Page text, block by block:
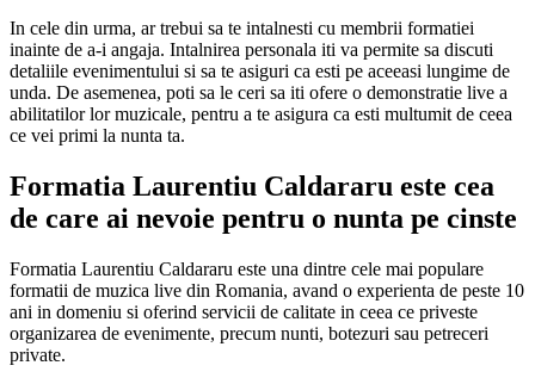
In cele din urma, ar trebui sa te intalnesti cu membrii formatiei
inainte de a-i angaja. Intalnirea personala iti va permite sa discuti
detaliile evenimentului si sa te asiguri ca esti pe aceeasi lungime de
unda. De asemenea, poti sa le ceri sa iti ofere o demonstratie live a
abilitatilor lor muzicale, pentru a te asigura ca esti multumit de ceea
ce vei primi la nunta ta.
Formatia Laurentiu Caldararu este cea
de care ai nevoie pentru o nunta pe cinste
Formatia Laurentiu Caldararu este una dintre cele mai populare
formatii de muzica live din Romania, avand o experienta de peste 10
ani in domeniu si oferind servicii de calitate in ceea ce priveste
organizarea de evenimente, precum nunti, botezuri sau petreceri
private.